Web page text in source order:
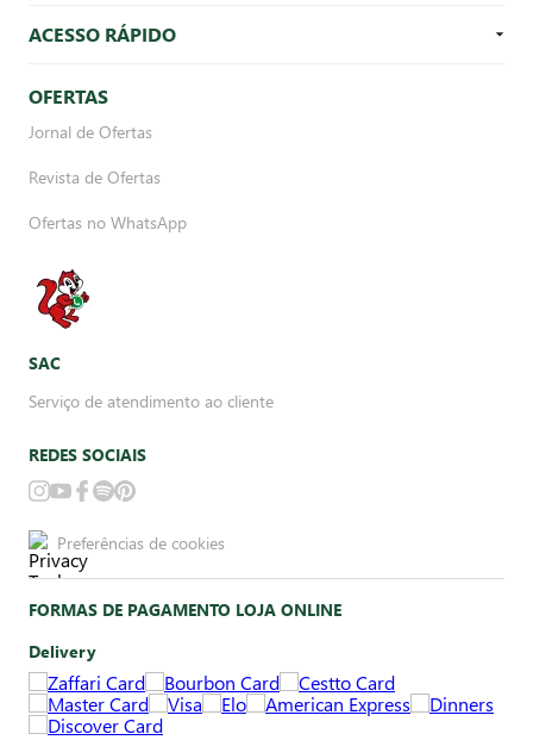
ACESSO RÁPIDO
OFERTAS
Jornal de Ofertas
Revista de Ofertas
Ofertas no WhatsApp
SAC
Serviço de atendimento ao cliente
REDES SOCIAIS
Preferências de cookies
FORMAS DE PAGAMENTO LOJA ONLINE
Delivery